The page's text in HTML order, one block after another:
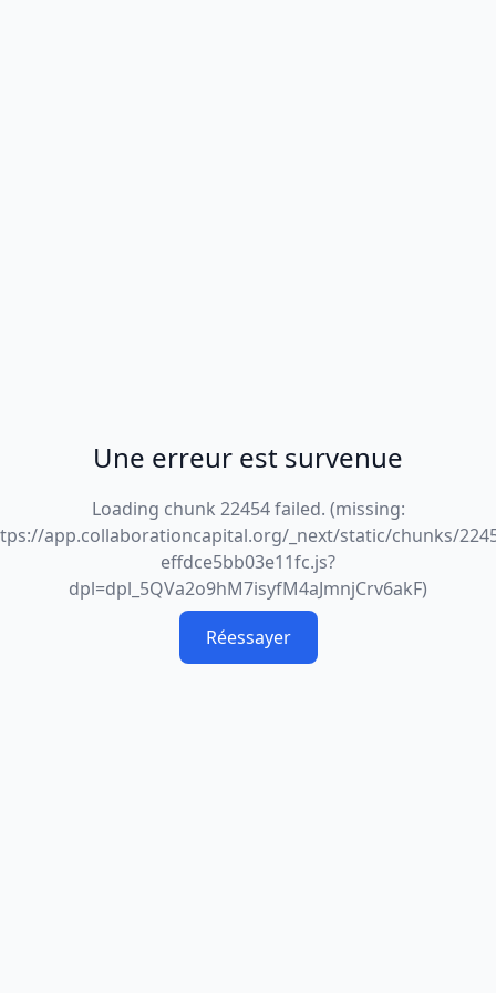
Une erreur est survenue
Loading chunk 22454 failed. (missing:
app.collaborationcapital.org/_next/static/chunks/
effdce5bb03e11fc.js?
dpl=dpl_5QVa2o9hM7isyfM4aJmnjCrv6akF)
Réessayer